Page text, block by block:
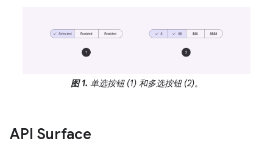
图 1. 单选按钮 (1) 和多选按钮 (2)。
API Surface